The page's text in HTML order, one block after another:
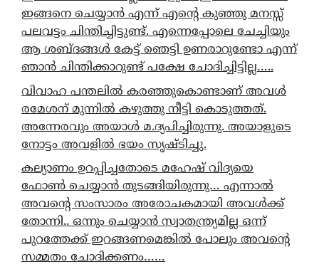
ഇങ്ങനെ ചെയ്യാൻ എന്ന് എന്റെ കുഞ്ഞു മനസ്സ്
പലവട്ടം ചിന്തിച്ചിട്ടുണ്ട്. എന്നെപ്പോലെ ചേച്ചിയും
ആ ശബ്ദങ്ങൾ കേട്ട് ഞെട്ടി ഉണരാറുണ്ടോ എന്ന്
ഞാൻ ചിന്തിക്കാറുണ്ട് പക്ഷേ ചോദിച്ചിട്ടില്ല…..
വിവാഹ പന്തലിൽ കരഞ്ഞുകൊണ്ടാണ് അവൾ
രമേശന് മുന്നിൽ കഴുത്തു നീട്ടി കൊടുത്തത്.
അന്നേരവും അയാൾ മ.ദ്യപിച്ചിരുന്നു. അയാളുടെ
നോട്ടം അവളിൽ ഭയം സൃഷ്ടിച്ചു.
കല്യാണം ഉറപ്പിച്ചതോടെ മഹേഷ് വിദ്യയെ
ഫോൺ ചെയ്യാൻ തുടങ്ങിയിരുന്നു… എന്നാൽ
അവന്റെ സംസാരം അരോചകമായി അവൾക്ക്
തോന്നി.. ഒന്നും ചെയ്യാൻ സ്വാതന്ത്ര്യമില്ല ഒന്ന്
പുറത്തേക്ക് ഇറങ്ങണമെങ്കിൽ പോലും അവന്റെ
സമ്മതം ചോദിക്കണം……